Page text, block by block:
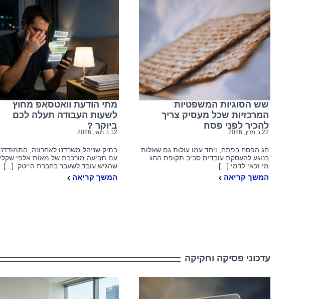
מתי הודעת וואטסאפ מחוץ
לשעות העבודה תעלה לכם
ביוקר ?
12 ב מאי, 2026
בתיק שניהל משרדנו לאחרונה,
עם תביעה מורכבת של מאות אלפי
שהגיש עובד לשעבר בחברת הייטק. [...]
המשך קריאה
שש הסוגיות המשפטיות המרכזיות
שכל מעסיק צריך להכיר לפני פסח
מאמרים
שש הסוגיות המשפטיות
המרכזיות שכל מעסיק צריך
להכיר לפני פסח
22 ב מרץ, 2026
חג הפסח בפתח, ויחד עמו עולות גם שאלות
בנוגע להעסקת עובדים סביב תקופת החג:
מי זכאי לדמי [...]
המשך קריאה
עדכוני פסיקה וחקיקה